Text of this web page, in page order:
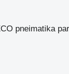
pneimatika